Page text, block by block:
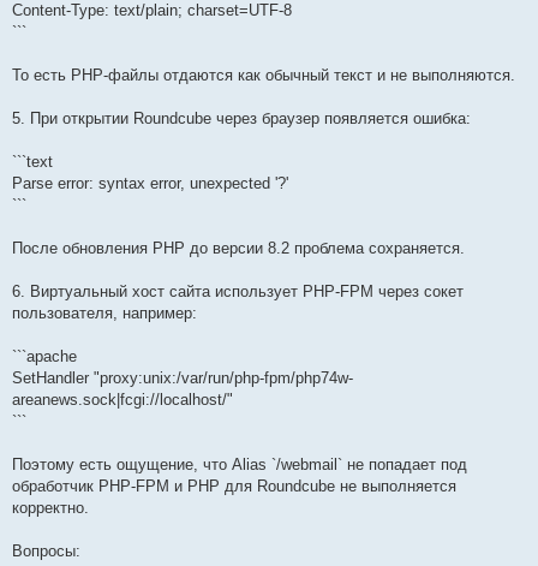
Content-Type: text/plain; charset=UTF-8
```
То есть PHP-файлы отдаются как обычный текст и не выполняются.
5. При открытии Roundcube через браузер появляется ошибка:
```text
Parse error: syntax error, unexpected '?'
```
После обновления PHP до версии 8.2 проблема сохраняется.
6. Виртуальный хост сайта использует PHP-FPM через сокет
пользователя, например:
```apache
SetHandler "proxy:unix:/var/run/php-fpm/php74w-
areanews.sock|fcgi://localhost/"
```
Поэтому есть ощущение, что Alias `/webmail` не попадает под
обработчик PHP-FPM и PHP для Roundcube не выполняется
корректно.
Вопросы: